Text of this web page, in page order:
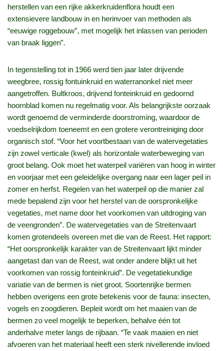
herstellen van een rijke akkerkruidenflora houdt een
extensievere landbouw in en herinvoer van methoden als
“eeuwige roggebouw”, met mogelijk het inlassen van perioden
van braak liggen”.
In tegenstelling tot in 1966 werd tien jaar later drijvende
weegbree, rossig fontuinkruid en waterranonkel niet meer
aangetroffen. Bultkroos, drijvend fonteinkruid en gedoornd
hoornblad komen nu regelmatig voor. Als belangrijkste oorzaak
wordt genoemd de verminderde doorstroming, waardoor de
voedselrijkdom toeneemt en een grotere verontreiniging door
organisch stof. “Voor het voortbestaan van de watervegetaties
zijn zowel verticale (kwel) als horizontale waterbeweging van
groot belang. Ook moet het waterpeil variëren van hoog in winter
en voorjaar met een geleidelijke overgang naar een lager peil in
zomer en herfst. Regelen van het waterpeil op die manier zal
mede bepalend zijn voor het herstel van de oorspronkelijke
vegetaties, met name door het voorkomen van uitdroging van
de veengronden”. De watervegetaties van de Streitenvaart
komen grotendeels overeen met die van de Reest. Het rapport:
“Het oorspronkelijk karakter van de Streitenvaart lijkt minder
aangetast dan van de Reest, wat onder andere blijkt uit het
voorkomen van rossig fonteinkruid”. De vegetatiekundige
variatie van de bermen is niet groot. Soortenrijke bermen
hebben overigens een grote betekenis voor de fauna: insecten,
vogels en zoogdieren. Bepleit wordt om het maaien van de
bermen zo veel mogelijk te beperken, behalve één tot
anderhalve meter langs de rijbaan. “Te vaak maaien en niet
afvoeren van het materiaal heeft een sterk nivellerende invloed